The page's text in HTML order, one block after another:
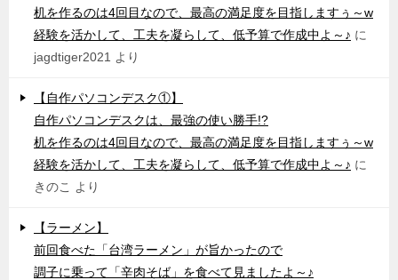
机を作るのは4回目なので、最高の満足度を目指しますぅ～w
経験を活かして、工夫を凝らして、低予算で作成中よ～♪ に
jagdtiger2021 より
【自作パソコンデスク①】
自作パソコンデスクは、最強の使い勝手!?
机を作るのは4回目なので、最高の満足度を目指しますぅ～w
経験を活かして、工夫を凝らして、低予算で作成中よ～♪ に
きのこ
より
【ラーメン】
前回食べた「台湾ラーメン」が旨かったので
調子に乗って「辛肉そば」を食べて見ましたよ～♪